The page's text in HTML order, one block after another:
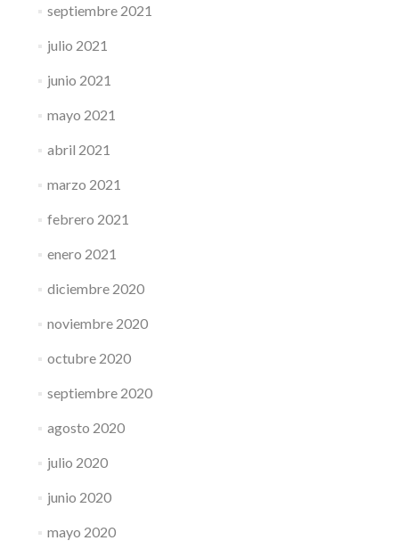
septiembre 2021
julio 2021
junio 2021
mayo 2021
abril 2021
marzo 2021
febrero 2021
enero 2021
diciembre 2020
noviembre 2020
octubre 2020
septiembre 2020
agosto 2020
julio 2020
junio 2020
mayo 2020